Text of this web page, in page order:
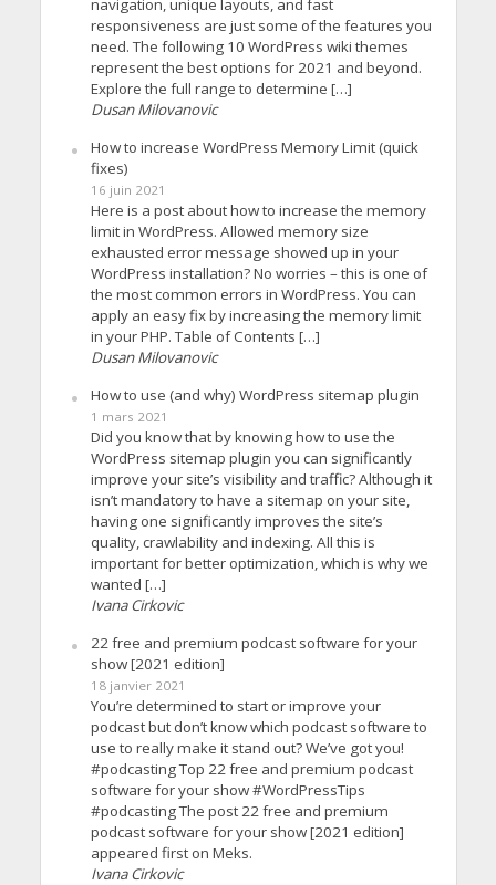
navigation, unique layouts, and fast
responsiveness are just some of the features you
need. The following 10 WordPress wiki themes
represent the best options for 2021 and beyond.
Explore the full range to determine […]
Dusan Milovanovic
How to increase WordPress Memory Limit (quick
fixes)
16 juin 2021
Here is a post about how to increase the memory
limit in WordPress. Allowed memory size
exhausted error message showed up in your
WordPress installation? No worries – this is one of
the most common errors in WordPress. You can
apply an easy fix by increasing the memory limit
in your PHP. Table of Contents […]
Dusan Milovanovic
How to use (and why) WordPress sitemap plugin
1 mars 2021
Did you know that by knowing how to use the
WordPress sitemap plugin you can significantly
improve your site’s visibility and traffic? Although it
isn’t mandatory to have a sitemap on your site,
having one significantly improves the site’s
quality, crawlability and indexing. All this is
important for better optimization, which is why we
wanted […]
Ivana Cirkovic
22 free and premium podcast software for your
show [2021 edition]
18 janvier 2021
You’re determined to start or improve your
podcast but don’t know which podcast software to
use to really make it stand out? We’ve got you!
#podcasting Top 22 free and premium podcast
software for your show #WordPressTips
#podcasting The post 22 free and premium
podcast software for your show [2021 edition]
appeared first on Meks.
Ivana Cirkovic